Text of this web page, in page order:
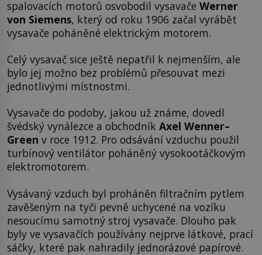
spalovacích motorů osvobodil vysavače Werner
von Siemens, který od roku 1906 začal vyrábět
vysavače poháněné elektrickým motorem.
Celý vysavač sice ještě nepatřil k nejmenším, ale
bylo jej možno bez problémů přesouvat mezi
jednotlivými místnostmi.
Vysavače do podoby, jakou už známe, dovedl
švédský vynálezce a obchodník Axel Wenner–
Green v roce 1912. Pro odsávání vzduchu použil
turbínový ventilátor poháněný vysokootáčkovým
elektromotorem.
Vysávaný vzduch byl proháněn filtračním pytlem
zavěšeným na tyči pevně uchycené na vozíku
nesoucímu samotný stroj vysavače. Dlouho pak
byly ve vysavačích používány nejprve látkové, prací
sáčky, které pak nahradily jednorázové papírové.